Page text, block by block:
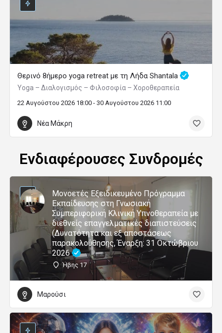
Θερινό 8ήμερο yoga retreat με τη Λήδα Shantala
Yoga – Διαλογισμός – Φιλοσοφία – Χοροθεραπεία
22 Αυγούστου 2026 18:00 - 30 Αυγούστου 2026 11:00
Νέα Μάκρη
Ενδιαφέρουσες Συνδρομές
Μονοετές Εξειδικευμένο Πρόγραμμα
Εκπαίδευσης στη Γνωσιακή
Συμπεριφορική Κλινική Υπνοθεραπεία με
διεθνείς επαγγελματικές διαπιστεύσεις
(Δυνατότητα και εξ αποστάσεως
παρακολούθησης, Έναρξη: 31 Οκτώβριου
2026
Ήβης 17
Μαρούσι